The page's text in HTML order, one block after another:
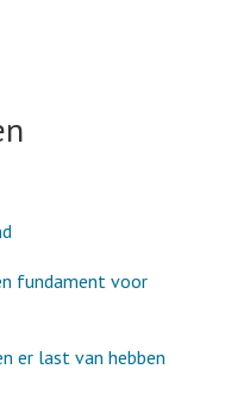
fundament voor
er last van hebben